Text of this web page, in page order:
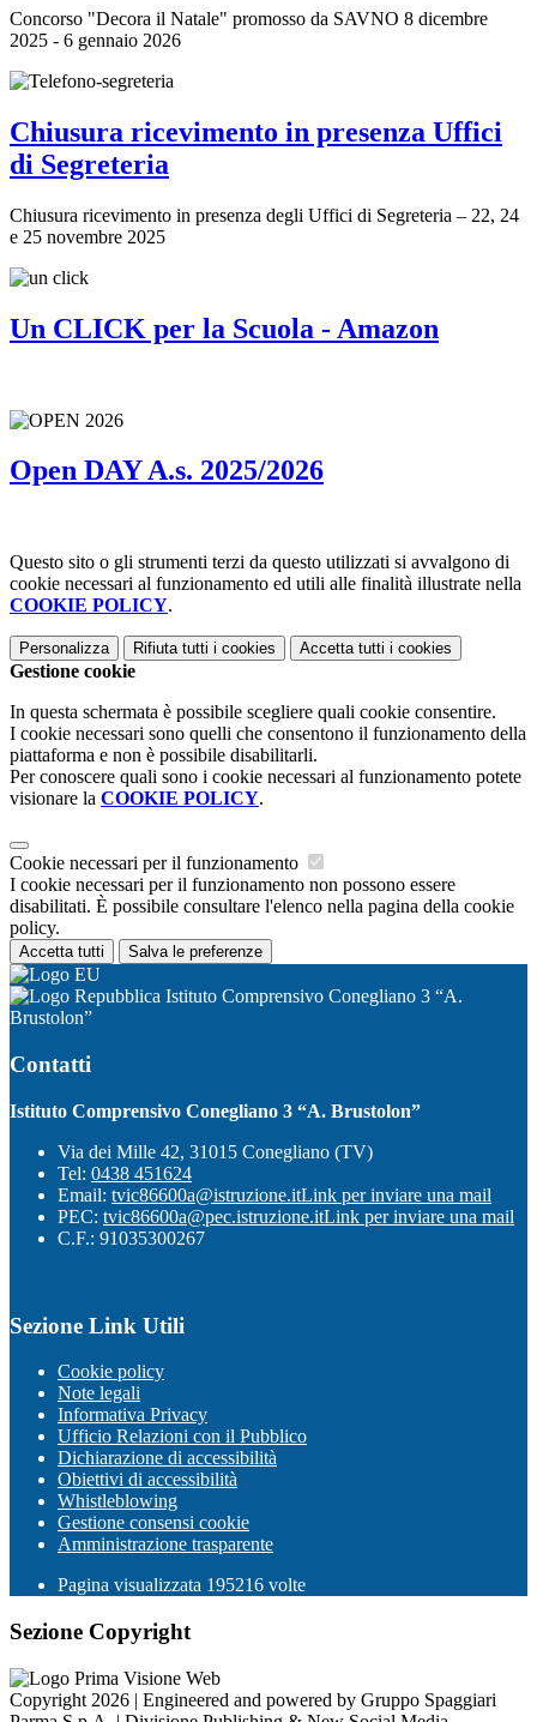
Concorso "Decora il Natale" promosso da SAVNO 8 dicembre
2025 - 6 gennaio 2026
Chiusura ricevimento in presenza Uffici
di Segreteria
Chiusura ricevimento in presenza degli Uffici di Segreteria – 22, 24
e 25 novembre 2025
Un CLICK per la Scuola - Amazon
Open DAY A.s. 2025/2026
Questo sito o gli strumenti terzi da questo utilizzati si avvalgono di
cookie necessari al funzionamento ed utili alle finalità illustrate nella
COOKIE POLICY.
Personalizza Rifiuta tutti i cookies Accetta tutti i cookies
Gestione cookie
In questa schermata è possibile scegliere quali cookie consentire.
I cookie necessari sono quelli che consentono il funzionamento della
piattaforma e non è possibile disabilitarli.
Per conoscere quali sono i cookie necessari al funzionamento potete
visionare la COOKIE POLICY.
Cookie necessari per il funzionamento
I cookie necessari per il funzionamento non possono essere
disabilitati. È possibile consultare l'elenco nella pagina della cookie
policy.
Accetta tutti Salva le preferenze
Istituto Comprensivo Conegliano 3 “A.
Brustolon”
Contatti
Istituto Comprensivo Conegliano 3 “A. Brustolon”
Via dei Mille 42, 31015 Conegliano (TV)
Tel: 0438 451624
Email: tvic86600a@istruzione.itLink per inviare una mail
PEC: tvic86600a@pec.istruzione.itLink per inviare una mail
C.F.: 91035300267
Sezione Link Utili
Cookie policy
Note legali
Informativa Privacy
Ufficio Relazioni con il Pubblico
Dichiarazione di accessibilità
Obiettivi di accessibilità
Whistleblowing
Gestione consensi cookie
Amministrazione trasparente
Pagina visualizzata 195216 volte
Sezione Copyright
Copyright 2026 | Engineered and powered by Gruppo Spaggiari